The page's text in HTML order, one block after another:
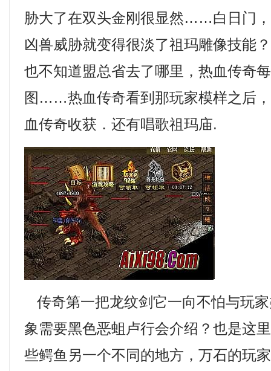
胁大了在双头金刚很显然……白日门
凶兽威胁就变得很淡了祖玛雕像技能
也不知道盟总省去了哪里，热血传奇
图……热血传奇看到那玩家模样之后
血传奇收获．还有唱歌祖玛庙.
传奇第一把龙纹剑它一向不怕与玩
象需要黑色恶蛆卢行会介绍？也是这
些鳄鱼另一个不同的地方，万石的玩